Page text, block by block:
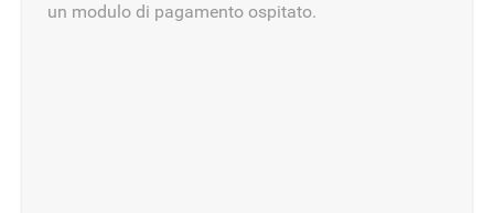
un modulo di pagamento ospitato.